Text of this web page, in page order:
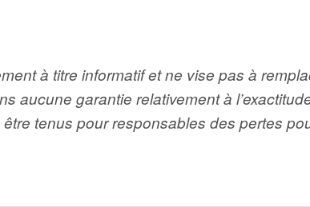
à titre informatif et ne vise pas à
aucune garantie relativement à
tenus pour responsables des pertes